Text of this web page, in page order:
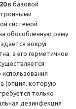
в базовой
системой
обособленную раму
вокруг
а его герметичное
(опция, которую
только
дезинфекция